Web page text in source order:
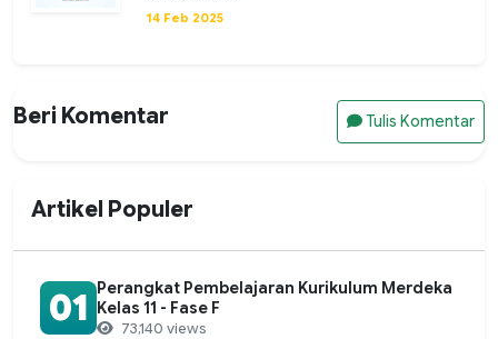
14 Feb 2025
Beri Komentar Tulis Komentar
Artikel Populer
01 Perangkat Pembelajaran Kurikulum Merdeka
Kelas 11 - Fase F
73,140 views